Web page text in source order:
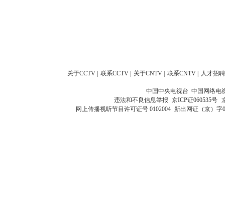
关于CCTV 联系CCTV 关于CNTV 联系CNTV 人才招聘
中国中央电视台 中国网络电
违法和不良信息举报 京ICP证060535号
网上传播视听节目许可证号 0102004 新出网证（京）